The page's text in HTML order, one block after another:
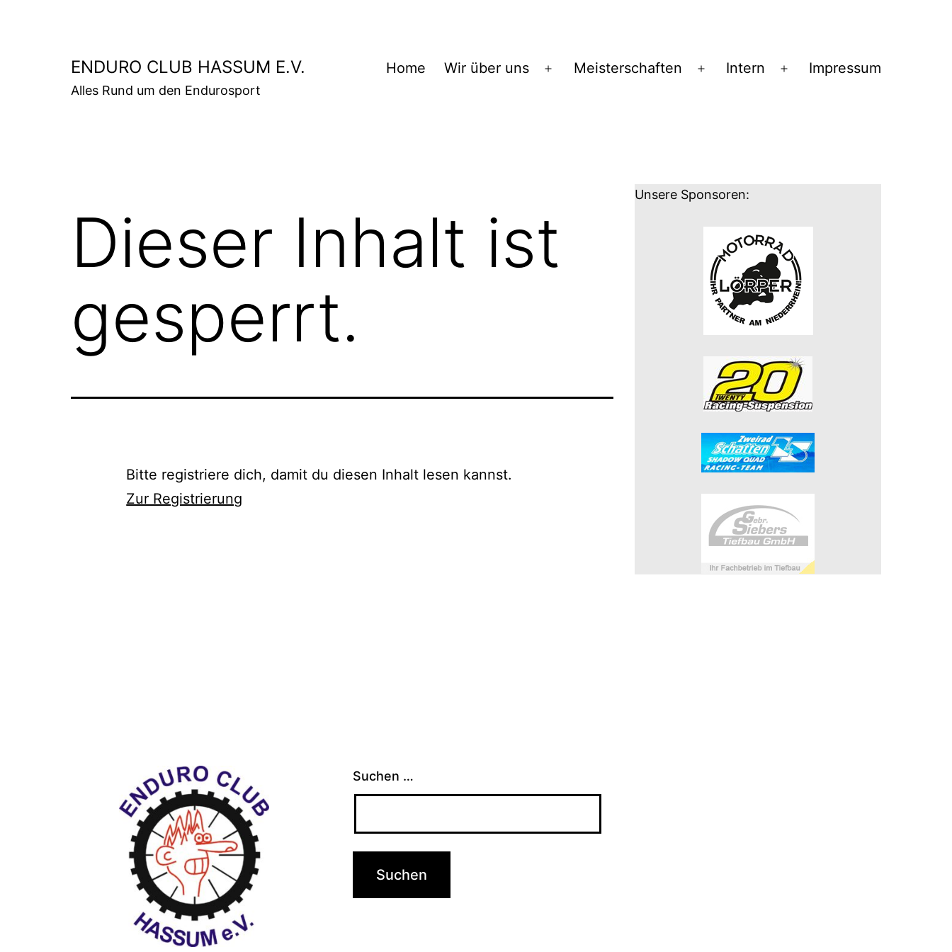
ENDURO CLUB HASSUM E.V.
Alles Rund um den Endurosport
Home Wir über uns
Menü
Meisterschaften
Menü
Intern
Menü
Impressum
Dieser Inhalt ist
gesperrt.
Bitte registriere dich, damit du diesen Inhalt lesen kannst.
Zur Registrierung
Unsere Sponsoren:
Suchen …